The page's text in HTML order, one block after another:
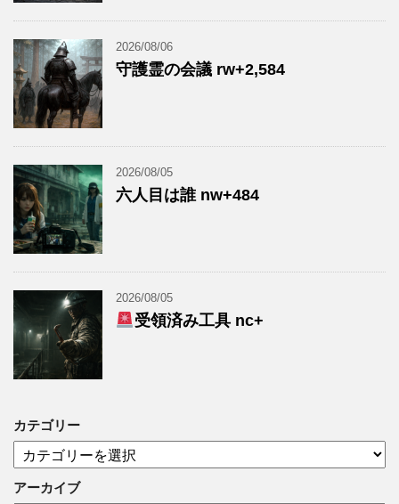
2026/08/06
守護霊の会議 rw+2,584
2026/08/05
六人目は誰 nw+484
2026/08/05
受領済み工具 nc+
カテゴリー
テ
ゴ
アーカイブ